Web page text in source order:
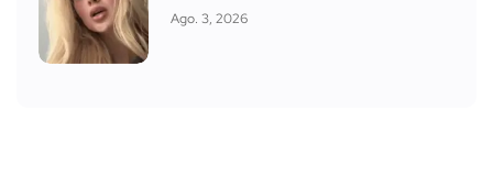
Ago. 3, 2026